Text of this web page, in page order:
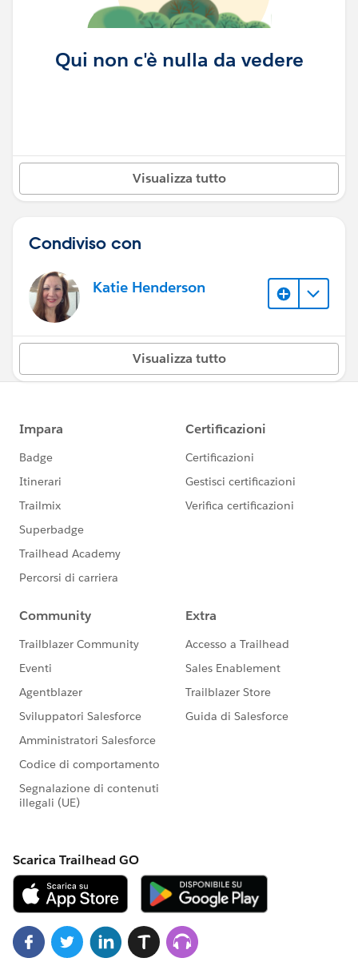
Qui non c'è nulla da vedere
Visualizza tutto
Condiviso con
Katie Henderson
Visualizza tutto